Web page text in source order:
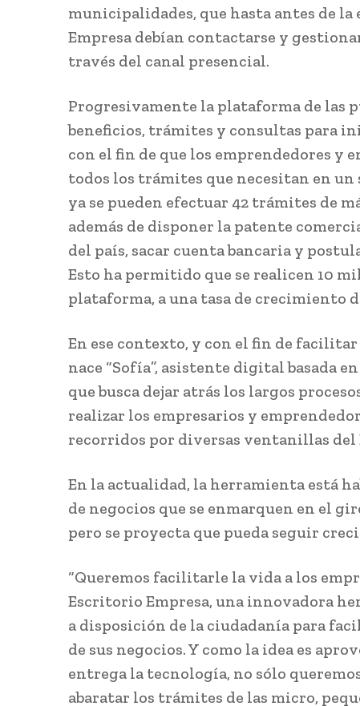
municipalidades, que hasta antes de
Empresa debían contactarse y
través del canal presencial.
Progresivamente la plataforma de las
beneficios, trámites y consultas para
con el fin de que los emprendedores y
todos los trámites que necesitan en un
ya se pueden efectuar 42 trámites de
además de disponer la patente
del país, sacar cuenta bancaria y
Esto ha permitido que se realicen 10
plataforma, a una tasa de crecimiento
En ese contexto, y con el fin de
nace “Sofía”, asistente digital basada
que busca dejar atrás los largos
realizar los empresarios y
recorridos por diversas ventanillas del
En la actualidad, la herramienta está
de negocios que se enmarquen en el
pero se proyecta que pueda seguir
“Queremos facilitarle la vida a los
Escritorio Empresa, una innovadora
a disposición de la ciudadanía para
de sus negocios. Y como la idea es
entrega la tecnología, no sólo
abaratar los trámites de las micro,